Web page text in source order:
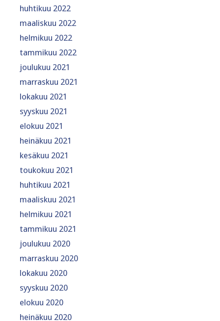
huhtikuu 2022
maaliskuu 2022
helmikuu 2022
tammikuu 2022
joulukuu 2021
marraskuu 2021
lokakuu 2021
syyskuu 2021
elokuu 2021
heinäkuu 2021
kesäkuu 2021
toukokuu 2021
huhtikuu 2021
maaliskuu 2021
helmikuu 2021
tammikuu 2021
joulukuu 2020
marraskuu 2020
lokakuu 2020
syyskuu 2020
elokuu 2020
heinäkuu 2020